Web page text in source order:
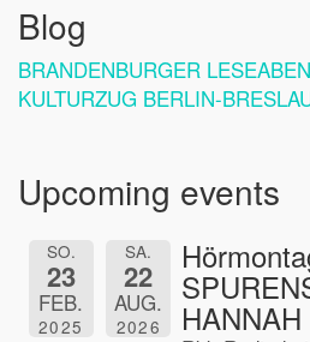
Blog
BRANDENBURGER
KULTURZUG BERLIN-
Upcoming events
SO.
23
FEB.
2025
SA.
22
AUG.
2026